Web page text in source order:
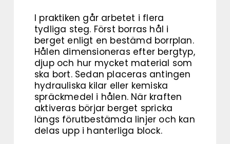
I praktiken går arbetet i flera
tydliga steg. Först borras hål i
berget enligt en bestämd borrplan.
Hålen dimensioneras efter bergtyp,
djup och hur mycket material som
ska bort. Sedan placeras antingen
hydrauliska kilar eller kemiska
spräckmedel i hålen. När kraften
aktiveras börjar berget spricka
längs förutbestämda linjer och kan
delas upp i hanterliga block.